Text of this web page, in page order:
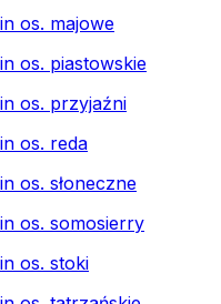
os. majowe
os. piastowskie
os. przyjaźni
os. reda
os. słoneczne
os. somosierry
os. stoki